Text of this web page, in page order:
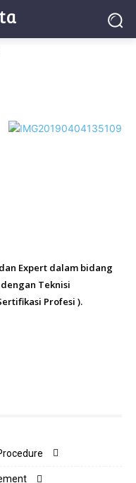
Expert dalam bidang
Teknisi
Profesi ).